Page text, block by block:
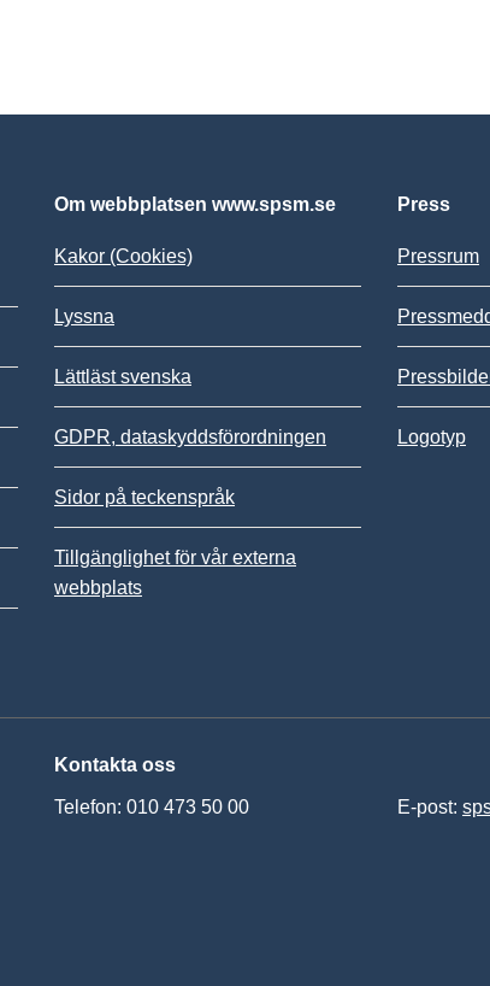
Om webbplatsen www.spsm.se
Kakor (Cookies)
Lyssna
Lättläst svenska
GDPR, dataskyddsförordningen
Sidor på teckenspråk
Tillgänglighet för vår externa
webbplats
Press
Pressrum
Logotyp
Kontakta oss
Telefon: 010 473 50 00 E-post: